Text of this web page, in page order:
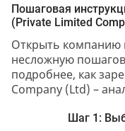
Пошаговая
(Private Limited
Открыть компанию
несложную
подробнее, как
Company (Ltd) –
Шаг 1: